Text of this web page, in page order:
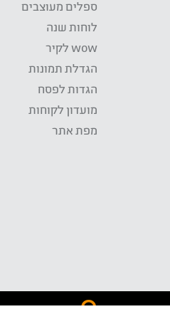
ספלים מעוצבים
לוחות שנה
wow לקיר
הגדלת תמונות
הגדות לפסח
מועדון לקוחות
מפת אתר